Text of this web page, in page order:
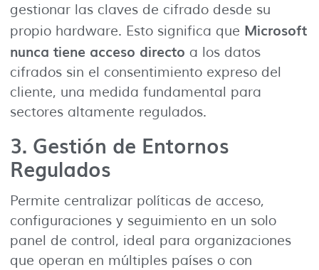
gestionar las claves de cifrado desde su
propio hardware. Esto significa que Microsoft
nunca tiene acceso directo a los datos
cifrados sin el consentimiento expreso del
cliente, una medida fundamental para
sectores altamente regulados.
3. Gestión de Entornos
Regulados
Permite centralizar políticas de acceso,
configuraciones y seguimiento en un solo
panel de control, ideal para organizaciones
que operan en múltiples países o con